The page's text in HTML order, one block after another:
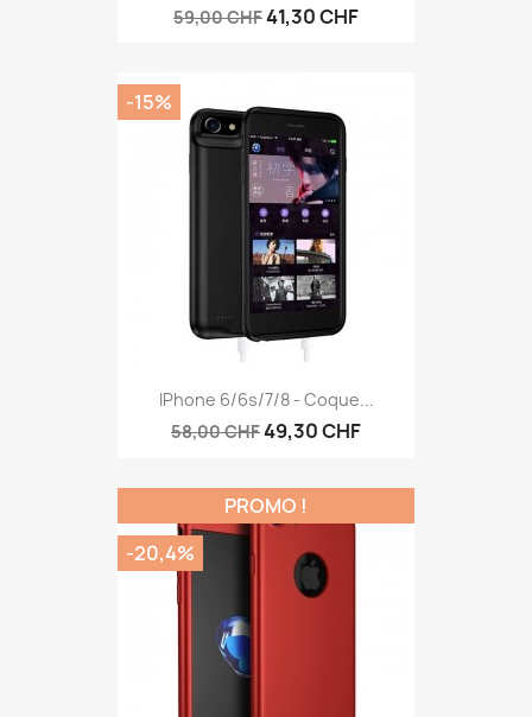
59,00 CHF41,30 CHF
IPhone 6/6s/7/8 - Coque...
58,00 CHF49,30 CHF
-15%
PROMO !
-20,4%